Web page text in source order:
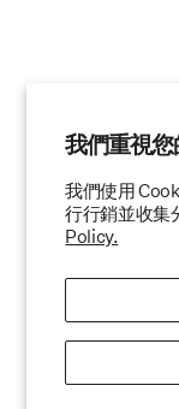
我們重視
我們使用
行行銷並收集
Policy.